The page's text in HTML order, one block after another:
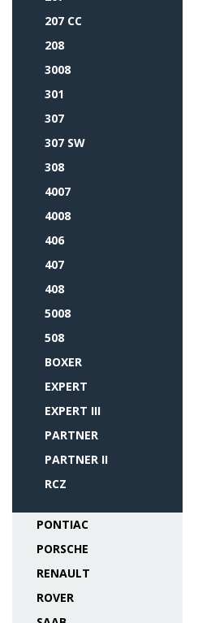
207 CC
208
3008
301
307
307 SW
308
4007
4008
406
407
408
5008
508
BOXER
EXPERT
EXPERT III
PARTNER
PARTNER II
RCZ
PONTIAC
PORSCHE
RENAULT
ROVER